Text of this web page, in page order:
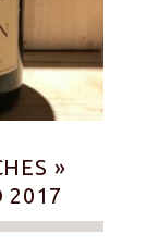
»
2017